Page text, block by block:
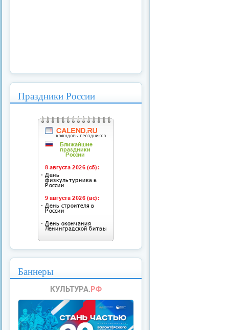
Праздники России
Баннеры